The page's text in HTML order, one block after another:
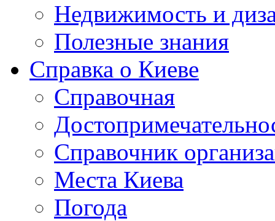
Недвижимость и
Полезные знания
Справка о Киеве
Справочная
Справочник
Места Киева
Погода